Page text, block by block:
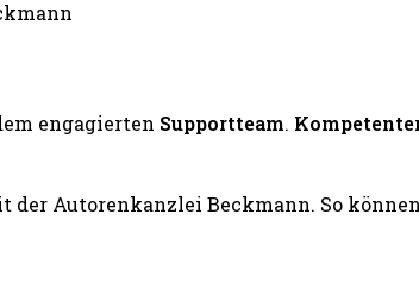
engagierten Supportteam.